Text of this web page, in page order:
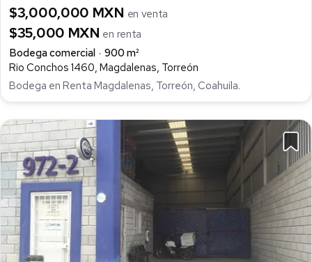
$3,000,000 MXN en venta
$35,000 MXN en renta
Bodega comercial
900 m²
Rio Conchos 1460, Magdalenas, Torreón
Bodega en Renta Magdalenas, Torreón, Coahuila.